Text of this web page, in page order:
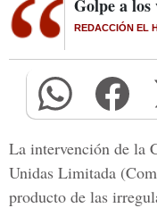
Golpe a
REDACCIÓN EL
La intervención de la
Unidas Limitada
producto de las